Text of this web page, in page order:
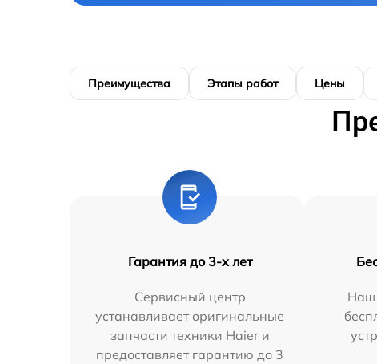
Преимущества Этапы работ Цены
Гарантия до 3-х лет
Сервисный центр
устанавливает оригинальные
запчасти техники Haier и
предоставляет гарантию до 3
Наш